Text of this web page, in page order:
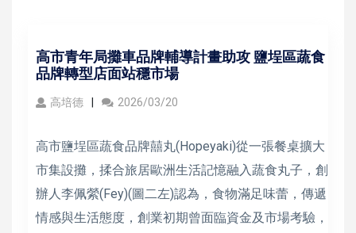
高市青年局攤車品牌輔導計畫助攻 鹽埕區蔬食
品牌轉型店面站穩市場
高培德 2026/03/20
高市鹽埕區蔬食品牌囍丸(Hopeyaki)從一張餐桌擴大
市集設攤，揉合旅居歐洲生活記憶融入蔬食丸子，創
辦人李佩縈(Fey)(圖二左)認為，食物滿足味蕾，傳遞
情感與生活態度，創業初期曾面臨資金及市場考驗，